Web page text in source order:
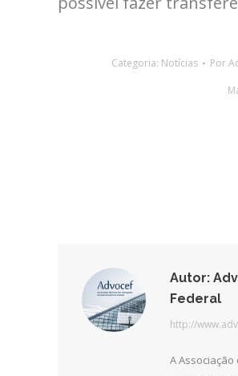
Categoria: Notícias Por
Autor:
Federal
http://
A Associação